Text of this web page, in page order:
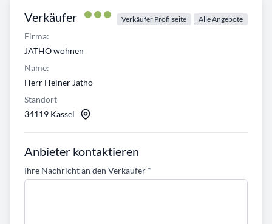
Verkäufer Verkäufer Profilseite Alle Angebote
Firma:
JATHO wohnen
Name:
Herr Heiner Jatho
Standort
34119 Kassel
Anbieter kontaktieren
Ihre Nachricht an den Verkäufer *